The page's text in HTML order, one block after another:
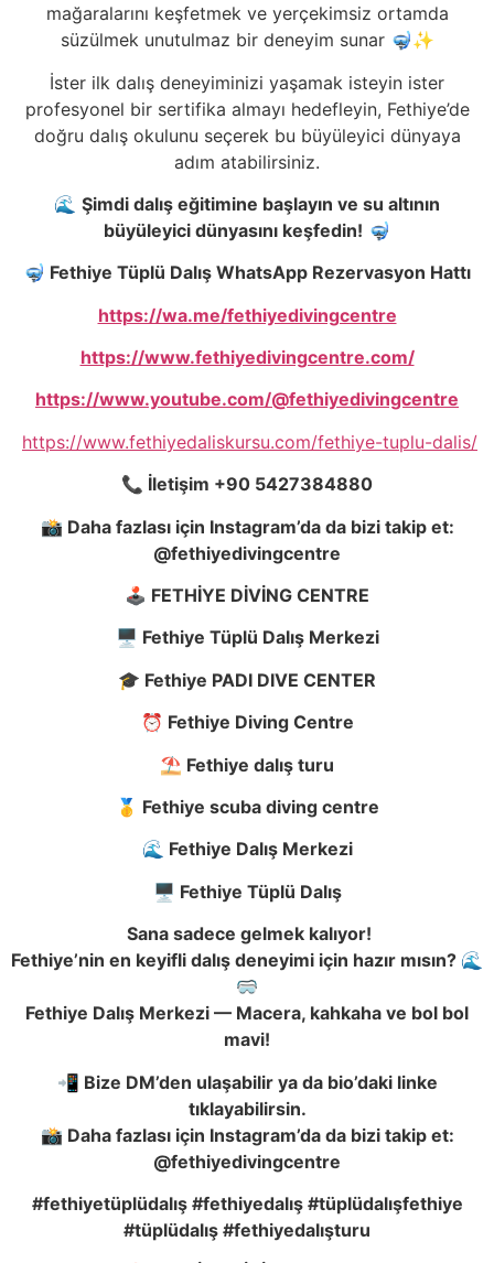
mağaralarını keşfetmek ve yerçekimsiz ortamda
süzülmek unutulmaz bir deneyim sunar 🤿✨
İster ilk dalış deneyiminizi yaşamak isteyin ister
profesyonel bir sertifika almayı hedefleyin, Fethiye’de
doğru dalış okulunu seçerek bu büyüleyici dünyaya
adım atabilirsiniz.
🌊 Şimdi dalış eğitimine başlayın ve su altının
büyüleyici dünyasını keşfedin! 🤿
🤿 Fethiye Tüplü Dalış WhatsApp Rezervasyon Hattı
https://wa.me/fethiyedivingcentre
https://www.fethiyedivingcentre.com/
https://www.youtube.com/@fethiyedivingcentre
https://www.fethiyedaliskursu.com/fethiye-tuplu-dalis/
📞 İletişim +90 5427384880
📸 Daha fazlası için Instagram’da da bizi takip et:
@fethiyedivingcentre
🕹️ FETHİYE DİVİNG CENTRE
🖥️ Fethiye Tüplü Dalış Merkezi
🎓 Fethiye PADI DIVE CENTER
⏰ Fethiye Diving Centre
⛱️ Fethiye dalış turu
🥇 Fethiye scuba diving centre
🌊 Fethiye Dalış Merkezi
🖥️ Fethiye Tüplü Dalış
Sana sadece gelmek kalıyor!
Fethiye’nin en keyifli dalış deneyimi için hazır mısın? 🌊
🥽
Fethiye Dalış Merkezi — Macera, kahkaha ve bol bol
mavi!
📲 Bize DM’den ulaşabilir ya da bio’daki linke
tıklayabilirsin.
📸 Daha fazlası için Instagram’da da bizi takip et:
@fethiyedivingcentre
#fethiyetüplüdalış #fethiyedalış #tüplüdalışfethiye
#tüplüdalış #fethiyedalışturu